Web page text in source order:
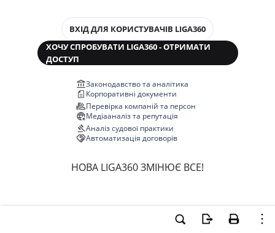
ВХІД ДЛЯ КОРИСТУВАЧІВ LIGA360
ХОЧУ СПРОБУВАТИ LIGA360 - ОТРИМАТИ
ДОСТУП
Законодавство та аналітика
Корпоративні документи
Перевірка компаній та персон
Медіааналіз та репутація
Аналіз судової практики
Автоматизація договорів
НОВА LIGA360 ЗМІНЮЄ ВСЕ!